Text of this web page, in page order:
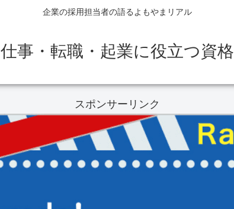
企業の採用担当者の語るよもやまリアル
仕事・転職・起業に役立つ資格
スポンサーリンク